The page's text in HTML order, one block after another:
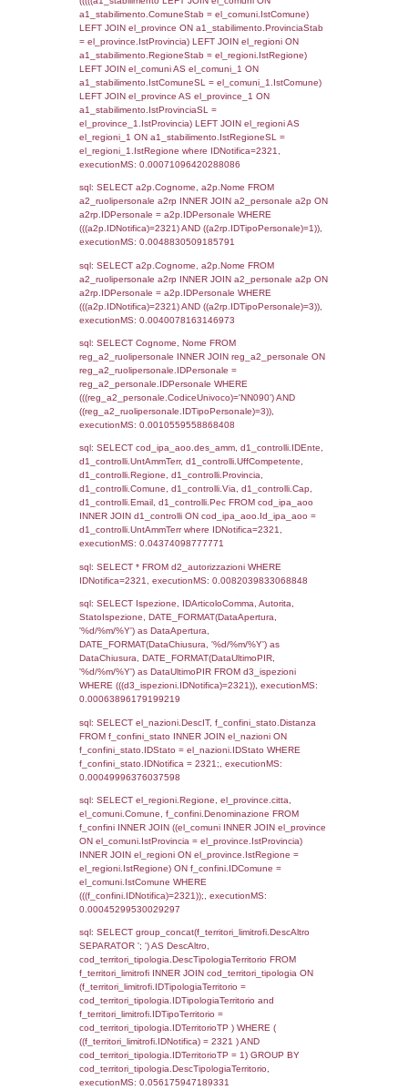
Indietro
Debug
sql: SELECT COUNT(*) FROM `userlevels`
`userlevelid` = -2, executionMS:
sql: SELECT `userlevelid`, `userlevelname`
`userlevels`, executionMS:
sql: SELECT COUNT(*) FROM
WHERE `userlevelid` = -2, executionMS:
0.00020098686218262
sql: SELECT `tablename`, `userlevelid`,
`userlevelpermissions` WHERE `userlevelid`
executionMS: 0.00096893310546875
sql: SELECT a1.RagioneSociale,
localita, el_prov.citta AS provincia,
DATE(n.DataInvioNotifica) as
n.FileNotificaZip, n.DataFileNotificaZip
LEFT JOIN infostabilimento i ON
n.CodiceUnivoco LEFT JOIN
a1.CodiceUnivoco = n.CodiceUnivoco LEFT
el_comuni AS el_com ON a1.ComuneStab =
el_com.IstComune LEFT JOIN el_province
a1.ProvinciaStab = el_prov.IstProvincia
sql: SELECT a1_stabilimento.*,
ComuneST, el_province.citta as
el_regioni.Regione as RegioneST,
as ComuneSL, el_province_1.citta as
(((((a1_stabilimento LEFT JOIN el_comuni
a1_stabilimento.ComuneStab =
LEFT JOIN el_province ON
= el_province.IstProvincia) LEFT JOIN
a1_stabilimento.RegioneStab =
LEFT JOIN el_comuni AS el_comuni_1 ON
a1_stabilimento.IstComuneSL =
LEFT JOIN el_province AS el_province_1
a1_stabilimento.IstProvinciaSL =
el_regioni_1 ON
el_regioni_1.IstRegione where
executionMS: 0.00071096420288086
sql: SELECT a2p.Cognome, a2p.Nome
a2_ruolipersonale a2rp INNER JOIN
a2rp.IDPersonale = a2p.IDPersonale
(((a2p.IDNotifica)=2321) AND